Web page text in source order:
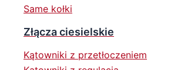
Same kołki
Złącza ciesielskie
Kątowniki z przetłoczeniem